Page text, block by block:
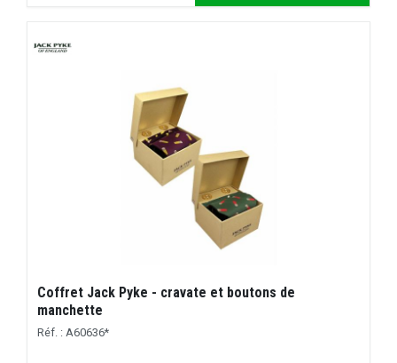
Coffret Jack Pyke - cravate et boutons de
manchette
Réf. : A60636*